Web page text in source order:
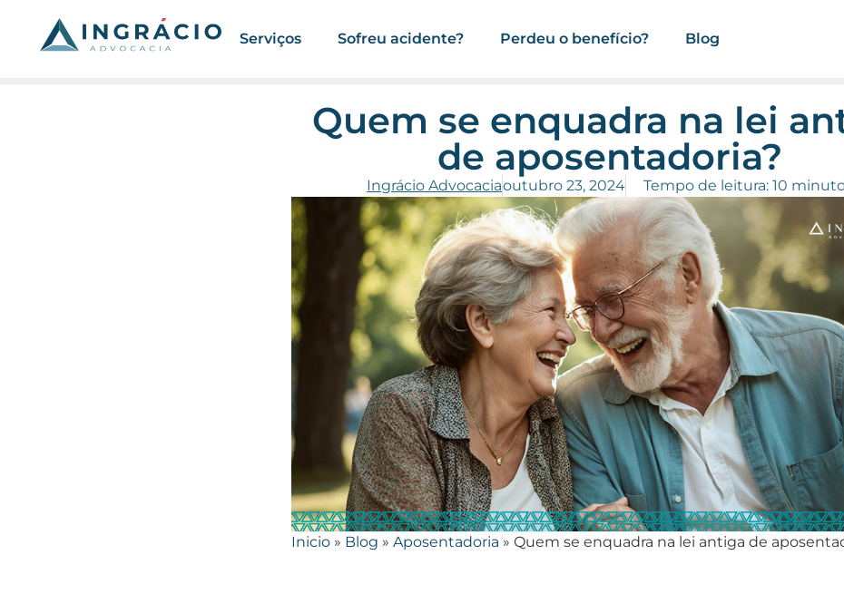
Serviços Sofreu acidente? Perdeu o benefício? Blog
Quem se enquadra na lei
de aposentadoria?
Ingrácio Advocaciaoutubro 23, 2024 Tempo de leitura: 10
Inicio» Blog » Aposentadoria » Quem se enquadra na lei antiga de